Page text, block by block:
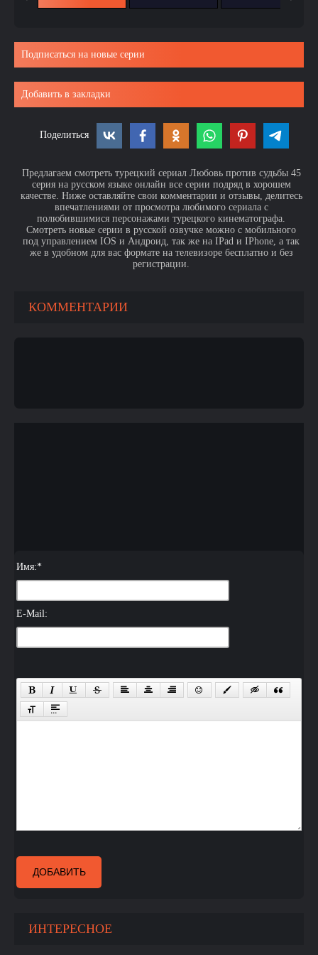
Подписаться на новые серии
Добавить в закладки
Поделиться
Предлагаем смотреть турецкий сериал Любовь против судьбы 45
серия на русском языке онлайн все серии подряд в хорошем
качестве. Ниже оставляйте свои комментарии и отзывы, делитесь
впечатлениями от просмотра любимого сериала с
полюбившимися персонажами турецкого кинематографа.
Смотреть новые серии в русской озвучке можно с мобильного
под управлением IOS и Андроид, так же на IPad и IPhone, а так
же в удобном для вас формате на телевизоре бесплатно и без
регистрации.
КОММЕНТАРИИ
Имя:*
E-Mail:
ДОБАВИТЬ
ИНТЕРЕСНОЕ